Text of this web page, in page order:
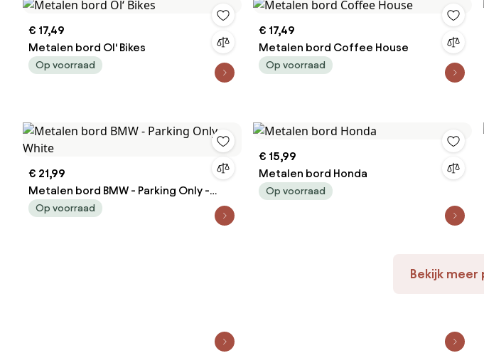
€ 17,49
Metalen bord Ol‘ Bikes
Op voorraad
€ 17,49
Metalen bord Coffee House
Op voorraad
€ 21,99
Metalen bord BMW - Parking Only -
White
Op voorraad
€ 15,99
Metalen bord Honda
Op voorraad
Bekijk